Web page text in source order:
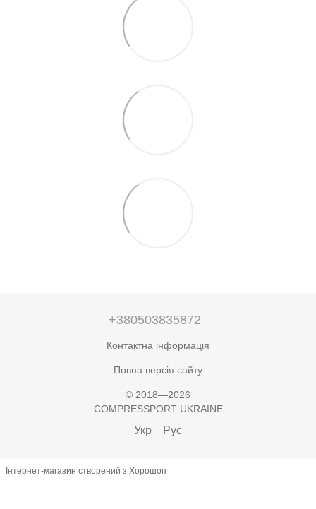
+380503835872
Контактна інформація
Повна версія сайту
© 2018—2026
COMPRESSPORT UKRAINE
Укр Рус
Інтернет-магазин створений з Хорошоп